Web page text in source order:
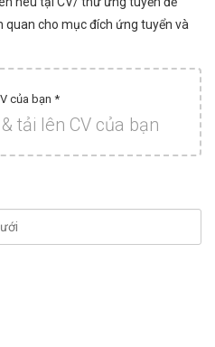
quan cho mục đích ứng tuyển và
của bạn *
tải lên CV của bạn